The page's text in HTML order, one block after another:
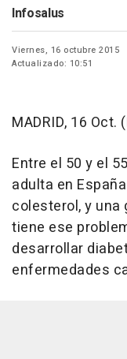
Infosalus
Viernes, 16 octubre 2015
Actualizado: 10:51
MADRID, 16 Oct.
Entre el 50 y el
adulta en
colesterol, y una
tiene ese
desarrollar
enfermedades